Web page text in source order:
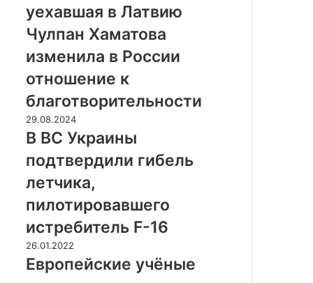
к
р
и
н
а
н
е
з
а
ю
,
к
а
б
а
Х
м
е
л
ь
н
и
ц
к
я
н
п
о
м
н
и
уехавшая в Латвию
Чулпан Хаматова
изменила в России
отношение к
благотворительности
В
В
к
а
и
н
ы
п
29.08.2024
В ВС Украины
подтвердили гибель
летчика,
пилотировавшего
истребитель F-16
Е
в
26.01.2022
Европейские учёные